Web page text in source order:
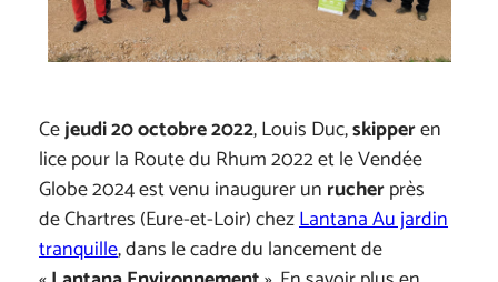
Cejeudi 20 octobre 2022, Louis Duc,skipperen
lice pour la Route du Rhum 2022 et le Vendée
Globe 2024 est venu inaugurer un rucherprès
de Chartres (Eure-et-Loir) chezLantana Au jardin
tranquille, dans le cadre du lancement de